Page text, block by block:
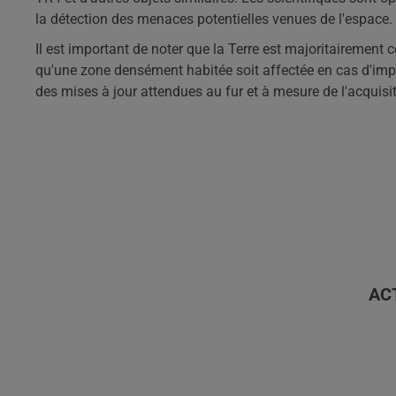
la détection des menaces potentielles venues de l'espace.
Il est important de noter que la Terre est majoritairement
qu'une zone densément habitée soit affectée en cas
des mises à jour attendues au fur et à mesure de